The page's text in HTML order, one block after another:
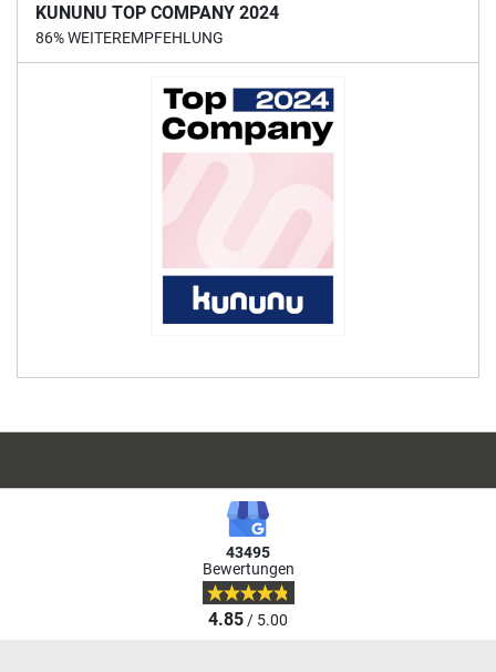
KUNUNU TOP COMPANY 2024
86% WEITEREMPFEHLUNG
43495
Bewertungen
4.85/ 5.00